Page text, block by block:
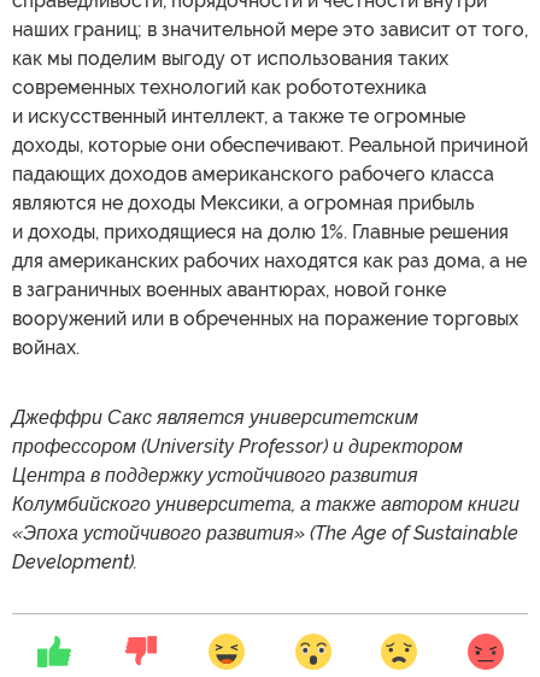
наших границ; в значительной мере это зависит от того,
как мы поделим выгоду от использования таких
современных технологий как робототехника
и искусственный интеллект, а также те огромные
доходы, которые они обеспечивают. Реальной причиной
падающих доходов американского рабочего класса
являются не доходы Мексики, а огромная прибыль
и доходы, приходящиеся на долю 1%. Главные решения
для американских рабочих находятся как раз дома, а не
в заграничных военных авантюрах, новой гонке
вооружений или в обреченных на поражение торговых
войнах.
Джеффри Сакс является университетским
профессором (University Professor) и директором
Центра в поддержку устойчивого развития
Колумбийского университета, а также автором книги
«Эпоха устойчивого развития» (The Age of Sustainable
Development).